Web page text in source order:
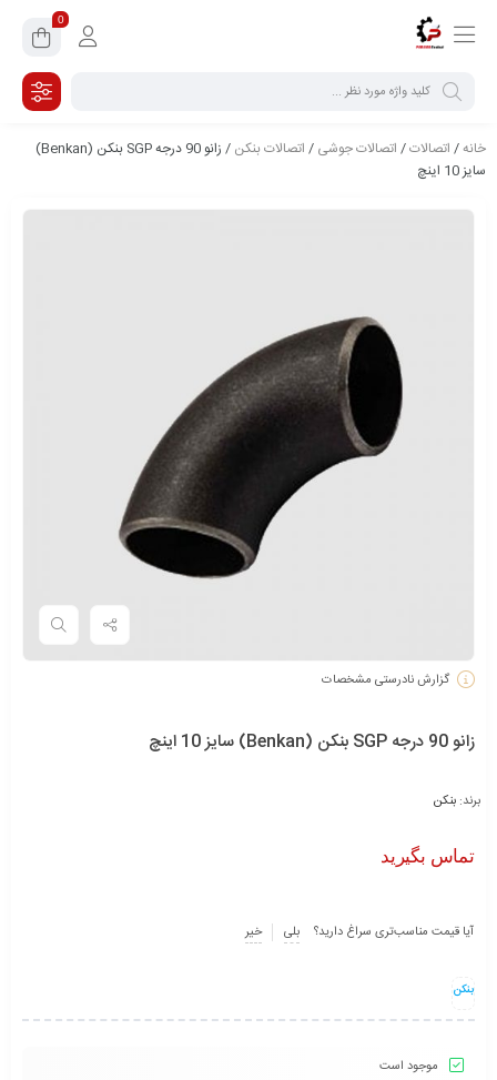
0
خانه/ اتصالات/ اتصالات جوشی / اتصالات بنکن
/ زانو 90 درجه SGP بنکن (Benkan)
سایز 10 اینچ
گزارش نادرستی مشخصات
زانو 90 درجه SGP بنکن (Benkan) سایز 10 اینچ
برند: بنکن
تماس بگیرید
آیا قیمت مناسب‌تری سراغ دارید؟ بلی خیر
بنکن
موجود است